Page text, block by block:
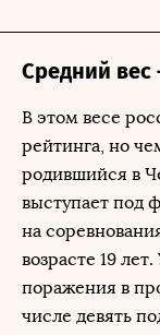
Средний вес
В этом весе
рейтинга, но
родившийся в
выступает под
на
возрасте 19
поражения в
числе девять